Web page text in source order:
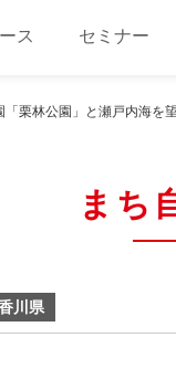
ス セミナー
「栗林公園」と瀬戸内海を
まち
川県